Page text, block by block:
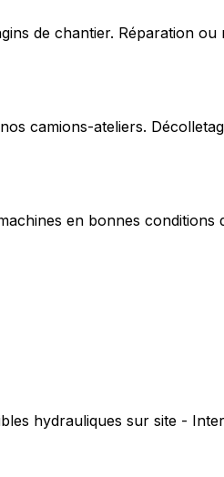
de chantier. Réparation
camions-ateliers.
en bonnes
hydrauliques sur site -